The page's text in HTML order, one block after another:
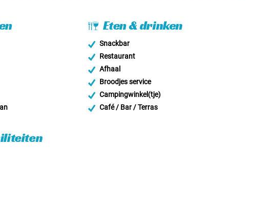
Eten & drinken
Snackbar
Restaurant
Afhaal
Broodjes service
Campingwinkel(tje)
Café / Bar / Terras